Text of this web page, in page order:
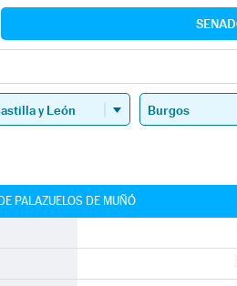
PALAZUELOS DE MUÑÓ